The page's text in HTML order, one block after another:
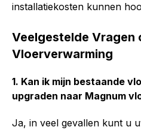
installatiekosten kunnen
Veelgestelde Vragen
Vloerverwarming
1. Kan ik mijn bestaande
upgraden naar Magnum
Ja, in veel gevallen kunt u